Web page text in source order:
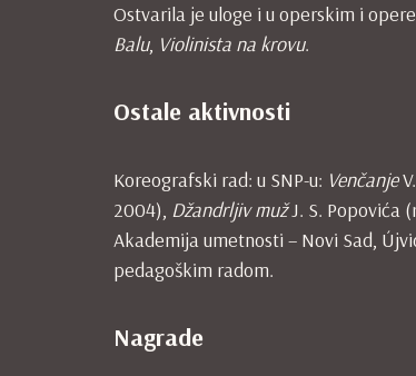
Ostvarila je uloge i u operskim i
Balu, Violinista na krovu.
Ostale aktivnosti
Koreografski rad: u SNP-u: Venčanje
2004), Džandrljiv mužJ. S. Popovića
Akademija umetnosti – Novi Sad,
pedagoškim radom.
Nagrade